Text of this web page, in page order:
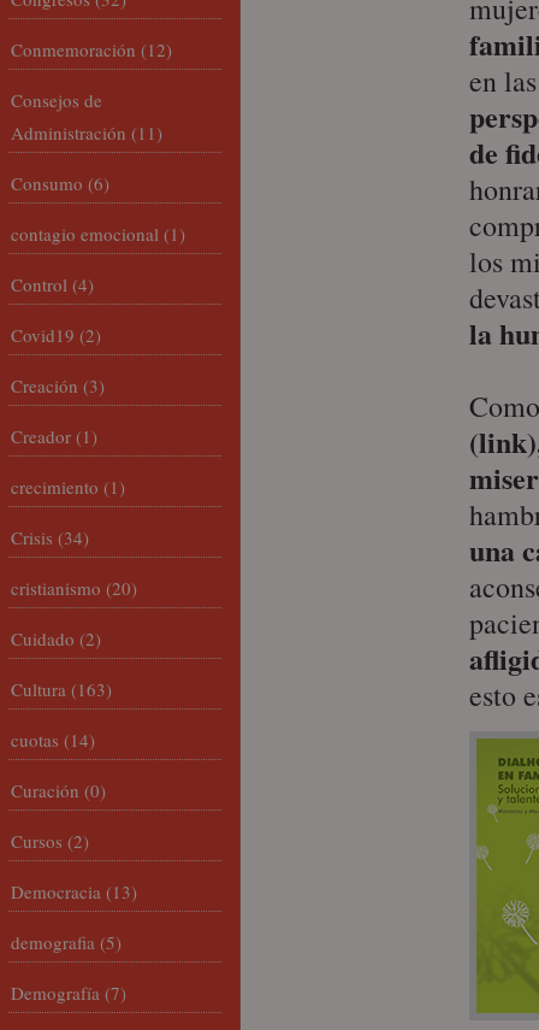
en
de
los
la
una
esto
Conmemoración (12)
Consejos de
Administración (11)
Consumo (6)
contagio emocional (1)
Control (4)
Covid19 (2)
Creación (3)
Creador (1)
crecimiento (1)
Crisis (34)
cristianismo (20)
Cuidado (2)
Cultura (163)
cuotas (14)
Curación (0)
Cursos (2)
Democracia (13)
demografia (5)
Demografía (7)